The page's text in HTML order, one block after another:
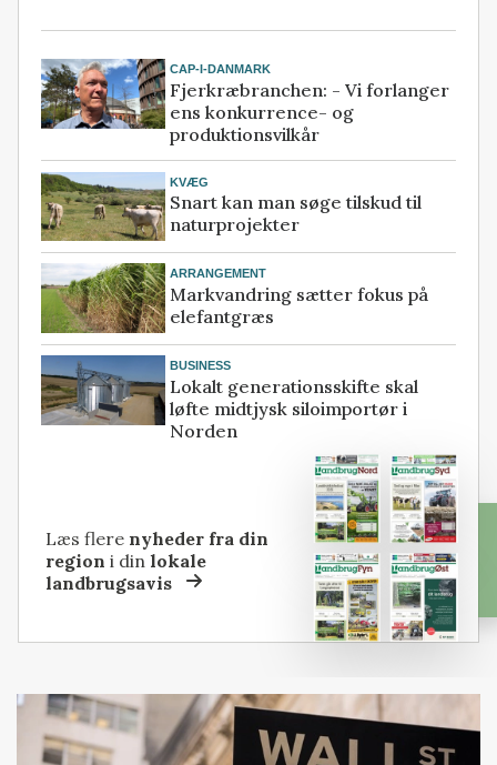
CAP-I-DANMARK
Fjerkræbranchen: - Vi forlanger
ens konkurrence- og
produktionsvilkår
KVÆG
Snart kan man søge tilskud til
naturprojekter
ARRANGEMENT
Markvandring sætter fokus på
elefantgræs
BUSINESS
Lokalt generationsskifte skal
løfte midtjysk siloimportør i
Norden
Læs flere nyheder fra din
region i dinlokale
landbrugsavis